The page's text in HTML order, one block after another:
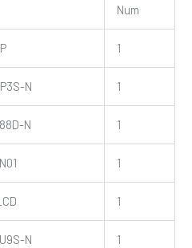
Num
1
N 1
N 1
1
1
N 1